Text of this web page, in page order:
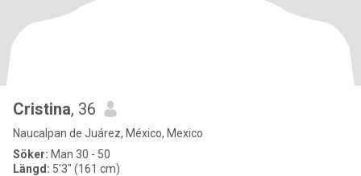
Cristina, 36
Naucalpan de Juárez, México, Mexico
Söker: Man 30 - 50
Längd: 5'3" (161 cm)